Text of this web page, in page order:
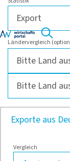
Ländervergleich
Exporte aus
Vergleich